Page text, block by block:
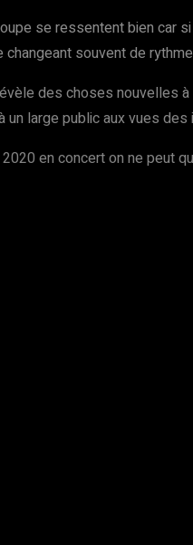
se ressentent bien car
souvent de
des choses nouvelles
un large public aux vues
2020 en concert on ne